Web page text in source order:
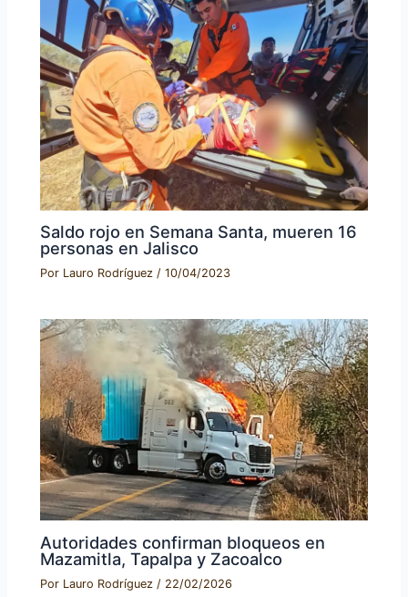
Saldo rojo en Semana Santa, mueren 16
personas en Jalisco
Por Lauro Rodríguez/10/04/2023
Autoridades confirman bloqueos en
Mazamitla, Tapalpa y Zacoalco
Por Lauro Rodríguez/ 22/02/2026